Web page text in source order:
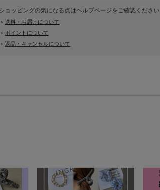
ショッピングの気になる点はヘルプページをご確認ください
> 送料・お届けについて
> ポイントについて
> 返品・キャンセルについて